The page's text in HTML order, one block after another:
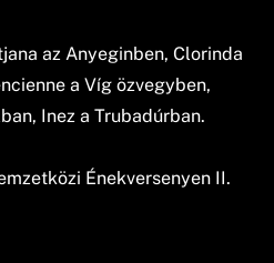
az Anyeginben, Clorinda
a Víg özvegyben,
Inez a Trubadúrban.
Énekversenyen II.